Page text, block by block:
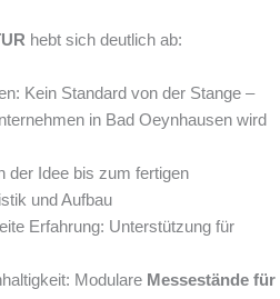
hebt sich deutlich ab:
Kein Standard von der Stange –
in Bad Oeynhausen wird
der Idee bis zum fertigen
und Aufbau
Erfahrung: Unterstützung für
Modulare Messestände für